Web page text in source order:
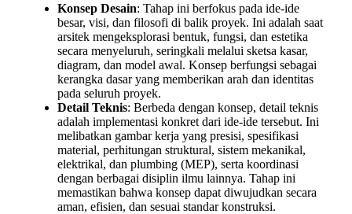
Konsep Desain: Tahap ini berfokus pada ide-ide
besar, visi, dan filosofi di balik proyek. Ini adalah saat
arsitek mengeksplorasi bentuk, fungsi, dan estetika
secara menyeluruh, seringkali melalui sketsa kasar,
diagram, dan model awal. Konsep berfungsi sebagai
kerangka dasar yang memberikan arah dan identitas
pada seluruh proyek.
Detail Teknis: Berbeda dengan konsep, detail teknis
adalah implementasi konkret dari ide-ide tersebut. Ini
melibatkan gambar kerja yang presisi, spesifikasi
material, perhitungan struktural, sistem mekanikal,
elektrikal, dan plumbing (MEP), serta koordinasi
dengan berbagai disiplin ilmu lainnya. Tahap ini
memastikan bahwa konsep dapat diwujudkan secara
aman, efisien, dan sesuai standar konstruksi.